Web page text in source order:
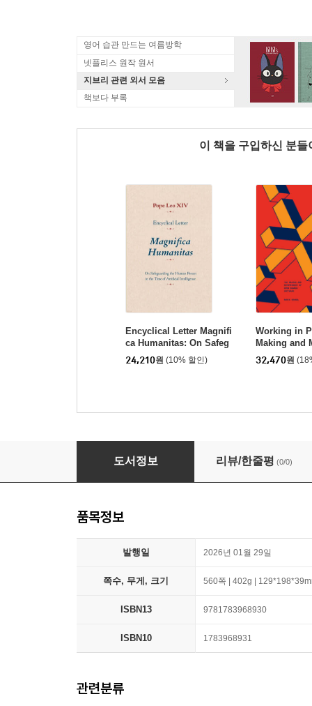
영어 습관 만드는 여름방학
넷플리스 원작 원서
지브리 관련 외서 모음
책보다 부록
이 책을 구입하신 분
Encyclical Letter Magnifi
ca Humanitas: On Safeg
uarding the Human Pers
on in the Time of Artifici
24,210원 (10% 할인)
Working in
Making and
of Open
32,470원
Chokepoints
도서정보 리뷰/한줄평 (0/0)
품목정보
발행일 2026년 01월 29일
쪽수, 무게, 크기 560쪽 | 402g |
ISBN13 9781783968930
ISBN10 1783968931
관련분류